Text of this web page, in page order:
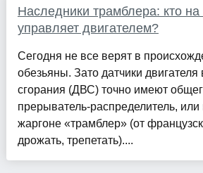
Наследники трамблера: кто
управляет двигателем?
Сегодня не все верят в
обезьяны. Зато датчики двигателя
сгорания (ДВС) точно имеют
прерыватель-распределитель,
жаргоне «трамблер» (от
дрожать, трепетать)....